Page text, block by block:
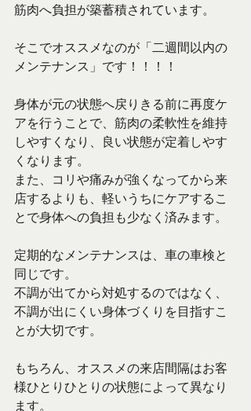
筋肉へ負担が築蓄積されています。
そこでオススメなのが「二週間以内の
メンテナンス」です！！！！
身体が元の状態へ戻りきる前に再度ケ
アを行うことで、筋肉の柔軟性を維持
しやすくなり、良い状態が定着しやす
くなります。
また、コリや痛みが強くなってから来
店するよりも、軽いうちにケアするこ
とで身体への負担も少なく済みます。
定期的なメンテナンスは、車の車検と
同じです。
不調が出てから対処するのではなく、
不調が出にくい身体づくりを目指すこ
とが大切です。
もちろん、オススメの来店間隔はお客
様ひとりひとりの状態によって異なり
ます。